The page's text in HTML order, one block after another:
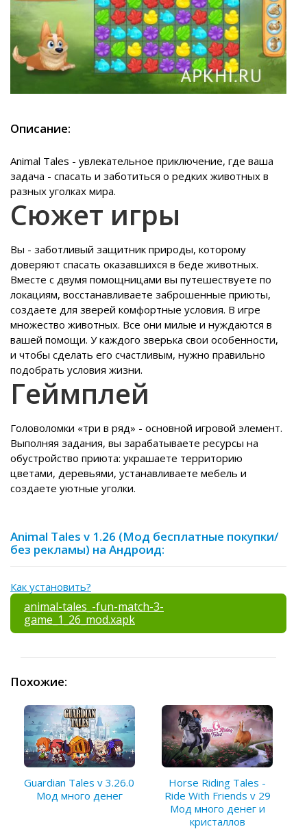
Описание:
Animal Tales - увлекательное приключение, где ваша
задача - спасать и заботиться о редких животных в
разных уголках мира.
Сюжет игры
Вы - заботливый защитник природы, которому
доверяют спасать оказавшихся в беде животных.
Вместе с двумя помощницами вы путешествуете по
локациям, восстанавливаете заброшенные приюты,
создаете для зверей комфортные условия. В игре
множество животных. Все они милые и нуждаются в
вашей помощи. У каждого зверька свои особенности,
и чтобы сделать его счастливым, нужно правильно
подобрать условия жизни.
Геймплей
Головоломки «три в ряд» - основной игровой элемент.
Выполняя задания, вы зарабатываете ресурсы на
обустройство приюта: украшаете территорию
цветами, деревьями, устанавливаете мебель и
создаете уютные уголки.
Animal Tales v 1.26 (Мод бесплатные покупки/
без рекламы) на Андроид:
Как установить?
animal-tales_-fun-match-3-
game_1_26_mod.xapk
Похожие:
Guardian Tales v 3.26.0
Мод много денег
Horse Riding Tales -
Ride With Friends v 29
Мод много денег и
кристаллов